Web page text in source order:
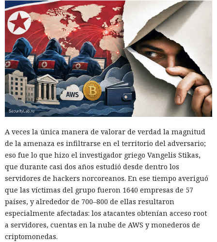
A veces la única manera de valorar de verdad la magnitud
de la amenaza es infiltrarse en el territorio del adversario;
eso fue lo que hizo el investigador griego Vangelis Stikas,
que durante casi dos años estudió desde dentro los
servidores de hackers norcoreanos. En ese tiempo averiguó
que las víctimas del grupo fueron 1640 empresas de 57
países, y alrededor de 700–800 de ellas resultaron
especialmente afectadas: los atacantes obtenían acceso root
a servidores, cuentas en la nube de AWS y monederos de
criptomonedas.